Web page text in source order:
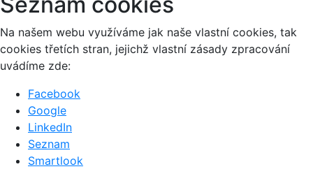
Na našem webu využíváme jak naše vlastní cookies, tak
cookies třetích stran, jejichž vlastní zásady zpracování
uvádíme zde:
Facebook
Google
LinkedIn
Seznam
Smartlook